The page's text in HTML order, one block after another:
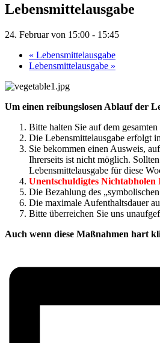
Lebensmittelausgabe
24. Februar von 15:00 - 15:45
« Lebensmittelausgabe
Lebensmittelausgabe »
Um einen reibungslosen Ablauf der
Bitte halten Sie auf dem
Die Lebensmittelausgabe erfolgt
Sie bekommen einen Ausweis,
Ihrerseits ist nicht möglich.
Lebensmittelausgabe für diese
Unentschuldigtes
Die Bezahlung des
Die maximale Aufenthaltsdauer
Bitte überreichen Sie uns
Auch wenn diese Maßnahmen hart